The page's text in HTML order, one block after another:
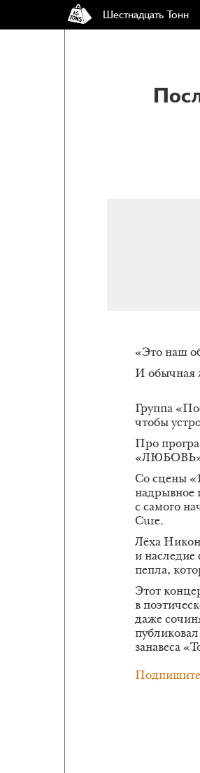
Шестнадцать Тонн
«Это наш
И обычная
Группа
чтобы
Про
Со сцены
надрывное
с самого
Cure.
Лёха
и наследие
пепла,
Этот
в
даже
занавеса